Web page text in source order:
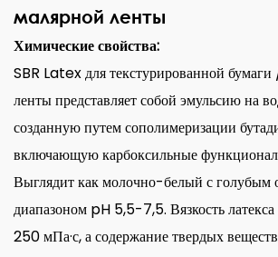
малярной ленты
Химические свойства:
SBR Latex для текстурированной
ленты представляет собой эмульсию на
созданную путем сополимеризации
включающую карбоксильные
Выглядит как молочно-белый с голубым
диапазоном pH 5,5-7,5. Вязкость
250 мПа·с, а содержание твердых